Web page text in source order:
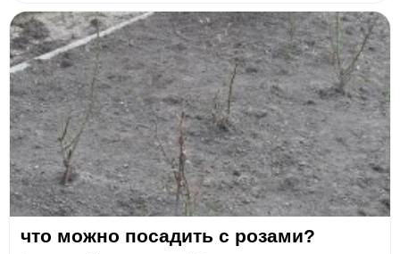
что можно посадить с розами?